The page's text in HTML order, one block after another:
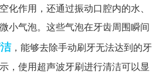
化作用，还通过振动口腔内的水、
小气泡。这些气泡在牙齿周围瞬间
，能够去除手动刷牙无法达到的牙
，使用超声波牙刷进行清洁可以显